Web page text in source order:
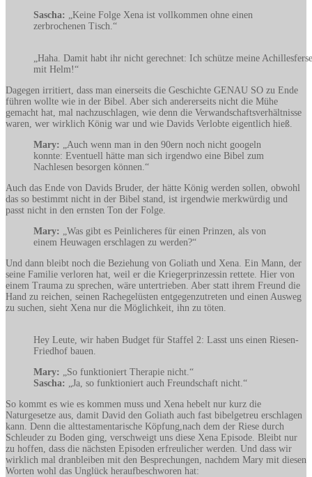
Sascha:
„Keine Folge Xena ist vollkommen ohne einen
zerbrochenen Tisch.“
„Haha. Damit habt ihr nicht gerechnet: Ich schütze meine Achillesferse
mit Helm!“
Dagegen irritiert, dass man einerseits die Geschichte GENAU SO zu Ende
führen wollte wie in der Bibel. Aber sich andererseits nicht die Mühe
gemacht hat, mal nachzuschlagen, wie denn die Verwandschaftsverhältnisse
waren, wer wirklich König war und wie Davids Verlobte eigentlich hieß.
Mary:
„Auch wenn man in den 90ern noch nicht googeln
konnte: Eventuell hätte man sich irgendwo eine Bibel zum
Nachlesen besorgen können.“
Auch das Ende von Davids Bruder, der hätte König werden sollen, obwohl
das so bestimmt nicht in der Bibel stand, ist irgendwie merkwürdig und
passt nicht in den ernsten Ton der Folge.
Mary:
„Was gibt es Peinlicheres für einen Prinzen, als von
einem Heuwagen erschlagen zu werden?“
Und dann bleibt noch die Beziehung von Goliath und Xena. Ein Mann, der
seine Familie verloren hat, weil er die Kriegerprinzessin rettete. Hier von
einem Trauma zu sprechen, wäre untertrieben. Aber statt ihrem Freund die
Hand zu reichen, seinen Rachegelüsten entgegenzutreten und einen Ausweg
zu suchen, sieht Xena nur die Möglichkeit, ihn zu töten.
Hey Leute, wir haben Budget für Staffel 2: Lasst uns einen Riesen-
Friedhof bauen.
Mary:
„So funktioniert Therapie nicht.“
Sascha:
„Ja, so funktioniert auch Freundschaft nicht.“
So kommt es wie es kommen muss und Xena hebelt nur kurz die
Naturgesetze aus, damit David den Goliath auch fast bibelgetreu erschlagen
kann. Denn die alttestamentarische Köpfung,nach dem der Riese durch
Schleuder zu Boden ging, verschweigt uns diese Xena Episode. Bleibt nur
zu hoffen, dass die nächsten Episoden erfreulicher werden. Und dass wir
wirklich mal dranbleiben mit den Besprechungen, nachdem Mary mit diesen
Worten wohl das Unglück heraufbeschworen hat: